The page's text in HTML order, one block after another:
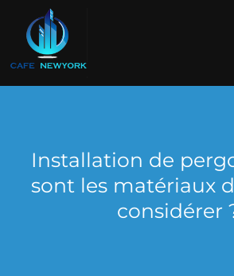
Installation de
sont les matériaux
considérer